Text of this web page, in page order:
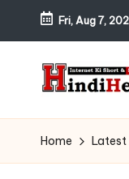
Skip
content
Fri, Aug 7,
H
in
Ki
Short
Home Latest